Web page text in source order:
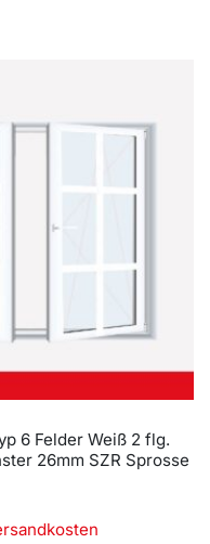
6 Felder Weiß 2 flg.
26mm SZR Sprosse